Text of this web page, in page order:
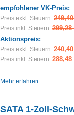
empfohlener VK-Preis:
Preis exkl. Steuern:
Preis inkl. Steuern: 299,28
Aktionspreis:
Preis exkl. Steuern:
Preis inkl. Steuern: 288,48
Mehr erfahren
SATA 1-Zoll-